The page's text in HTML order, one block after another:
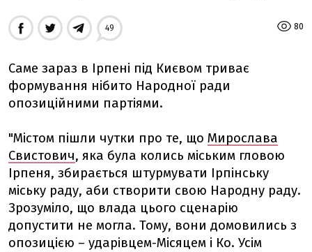
80
49
Саме зараз в Ірпені під Києвом триває
формування нібито Народної ради
опозиційними партіями.
"Містом пішли чутки про те, що Мирослава
Свистович, яка була колись міським гловою
Ірпеня, збирається штурмувати Ірпінську
міську раду, аби створити свою Народну раду.
Зрозуміло, що влада цього сценарію
допустити не могла. Тому, вони домовились з
опозицією – ударівцем-Місяцем і Ко. Усім